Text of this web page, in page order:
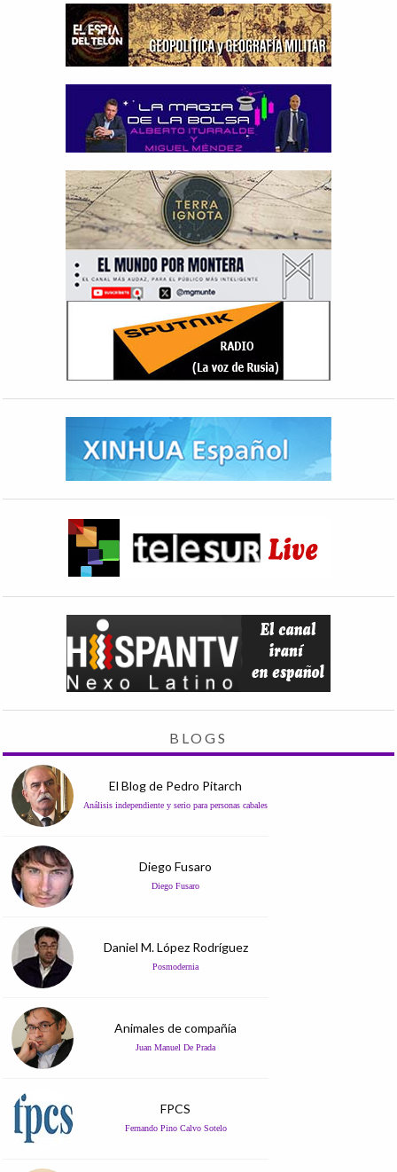
BLOGS
El Blog de Pedro Pitarch
Análisis independiente y serio para personas cabales
Diego Fusaro
Diego Fusaro
Daniel M. López Rodríguez
Posmodernia
Animales de compañía
Juan Manuel De Prada
FPCS
Fernando Pino Calvo Sotelo